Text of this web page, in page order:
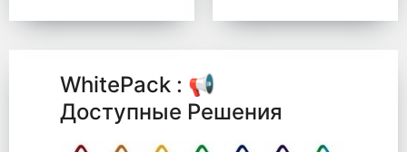
для утилизации
микробы от
WhitePack : 📢
Доступные Решения